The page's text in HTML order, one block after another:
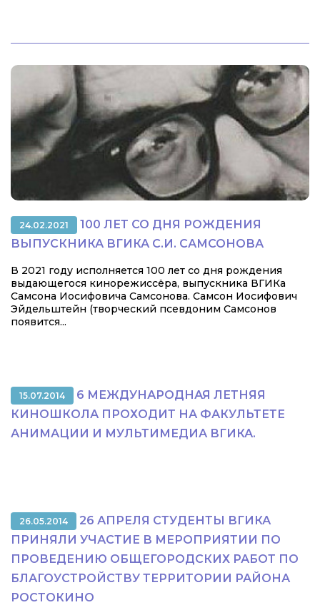
24.02.2021
100 ЛЕТ СО ДНЯ РОЖДЕНИЯ
ВЫПУСКНИКА ВГИКА С.И. САМСОНОВА
В 2021 году исполняется 100 лет со дня рождения
выдающегося кинорежиссёра, выпускника ВГИКа
Самсона Иосифовича Самсонова. Самсон Иосифович
Эйдельштейн (творческий псевдоним Самсонов
появится...
15.07.2014
6 МЕЖДУНАРОДНАЯ ЛЕТНЯЯ
КИНОШКОЛА ПРОХОДИТ НА ФАКУЛЬТЕТЕ
АНИМАЦИИ И МУЛЬТИМЕДИА ВГИКА.
26.05.2014
26 АПРЕЛЯ СТУДЕНТЫ ВГИКА
ПРИНЯЛИ УЧАСТИЕ В МЕРОПРИЯТИИ ПО
ПРОВЕДЕНИЮ ОБЩЕГОРОДСКИХ РАБОТ ПО
БЛАГОУСТРОЙСТВУ ТЕРРИТОРИИ РАЙОНА
РОСТОКИНО